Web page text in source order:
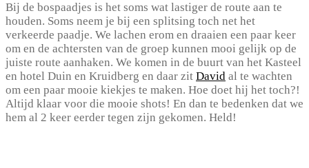
Bij de bospaadjes is het soms wat lastiger de route aan te
houden. Soms neem je bij een splitsing toch net het
verkeerde paadje. We lachen erom en draaien een paar keer
om en de achtersten van de groep kunnen mooi gelijk op de
juiste route aanhaken. We komen in de buurt van het Kasteel
en hotel Duin en Kruidberg en daar zit David al te wachten
om een paar mooie kiekjes te maken. Hoe doet hij het toch?!
Altijd klaar voor die mooie shots! En dan te bedenken dat we
hem al 2 keer eerder tegen zijn gekomen. Held!